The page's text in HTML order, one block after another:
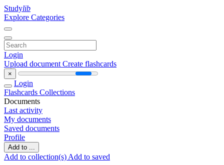
Studylib
Explore Categories
Login
Upload document Create flashcards
×
Login
Flashcards Collections
Documents
Last activity
My documents
Saved documents
Profile
Add to ...
Add to collection(s) Add to saved